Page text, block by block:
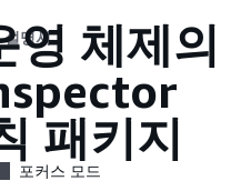
설명서
영 체제의
패키지
포커스 모드